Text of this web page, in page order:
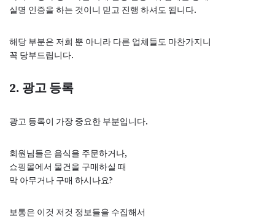
실명 인증을 하는 것이니 믿고 진행 하셔도 됩니다.
해당 부분은 저희 뿐 아니라 다른 업체들도 마찬가지니
꼭 당부드립니다.
2. 광고 등록
광고 등록이 가장 중요한 부분입니다.
회원님들은 음식을 주문하거나,
쇼핑몰에서 물건을 구매하실 때
막 아무거나 구매 하시나요?
보통은 이것 저것 정보들을 수집해서